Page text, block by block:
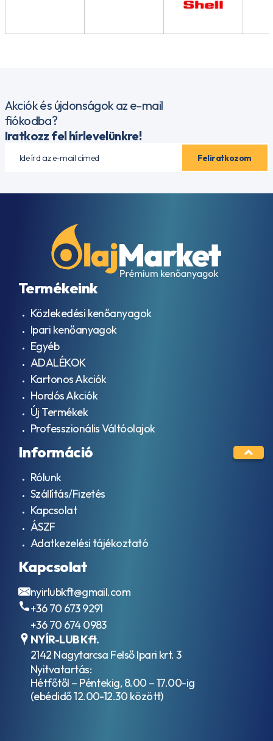
Akciók és újdonságok az e-mail
fiókodba?
Iratkozz fel hírlevelünkre!
Termékeink
Közlekedési kenőanyagok
Ipari kenőanyagok
Egyéb
ADALÉKOK
Kartonos Akciók
Hordós Akciók
Új Termékek
Professzionális Váltóolajok
Információ
Rólunk
Szállítás/Fizetés
Kapcsolat
ÁSZF
Adatkezelési tájékoztató
Kapcsolat
nyirlubkft@gmail.com
+36 70 673 9291
+36 70 674 0983
NYÍR-LUB Kft.
2142 Nagytarcsa Felső Ipari krt. 3
Nyitvatartás:
Hétfőtől – Péntekig, 8.00 – 17.00-ig
(ebédidő 12.00-12.30 között)